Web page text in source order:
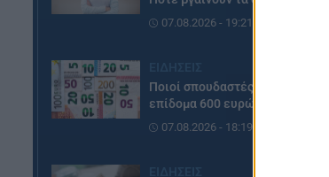
07.08.2026 - 19:21
Ποιοί σπουδαστές θα λάβουν
επίδομα 600 ευρώ
07.08.2026 - 18:19